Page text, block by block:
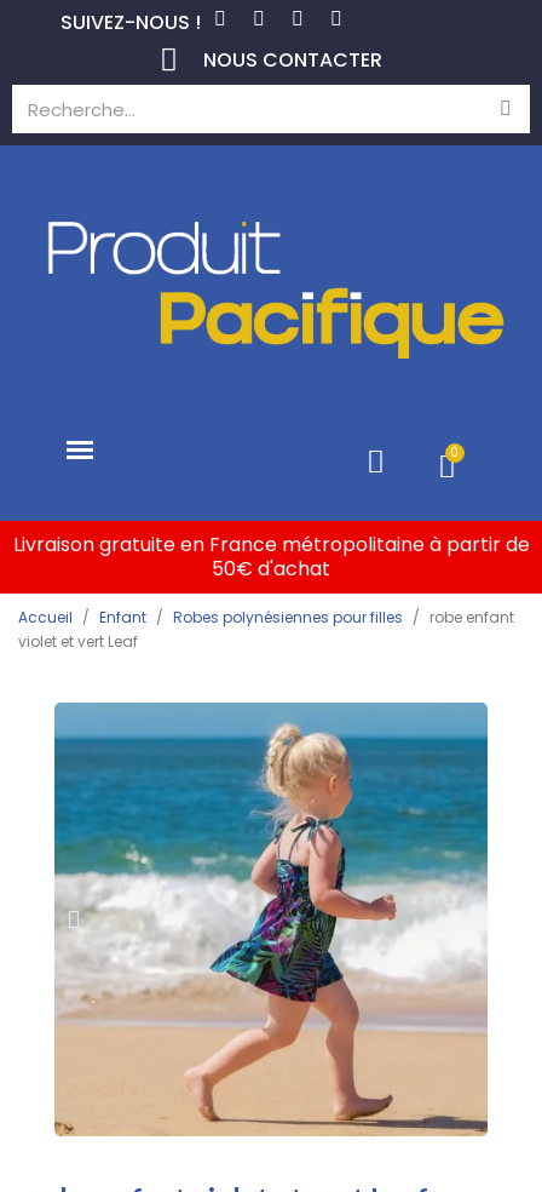
SUIVEZ-NOUS !
NOUS CONTACTER
Livraison gratuite en France métropolitaine à partir de
50€ d'achat
Accueil Enfant Robes polynésiennes pour filles
robe enfant
violet et vert Leaf